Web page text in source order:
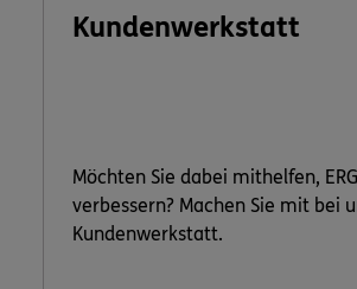
Kundenwerkstatt
Möchten Sie dabei mithelfen,
verbessern? Machen Sie mit bei
Kundenwerkstatt.